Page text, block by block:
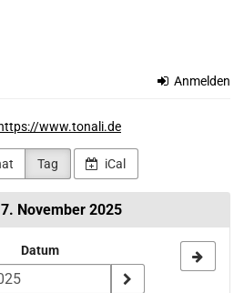
Anmelden
https://www.tonali.de
Tag iCal
November 2025
Datum